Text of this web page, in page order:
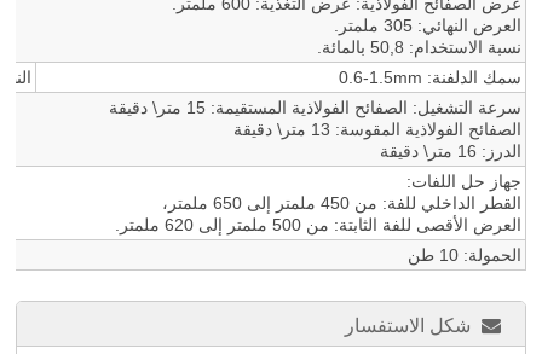
العرض النهائي: 305 ملمتر.
نسبة الاستخدام: 50,8 بالمائة.
سمك الدلفنة: 0.6-1.5mm
سرعة التشغيل: الصفائح الفولاذية المستقيمة: 15 متر\ دقيقة
الصفائح الفولاذية المقوسة: 13 متر\ دقيقة
الدرز: 16 متر\ دقيقة
جهاز حل اللفات:
القطر الداخلي للفة: من 450 ملمتر إلى 650 ملمتر،
العرض الأقصى للفة الثابتة: من 500 ملمتر إلى 620 ملمتر.
الحمولة: 10 طن
شكل الاستفسار